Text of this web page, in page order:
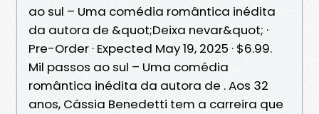
ao sul – Uma comédia romântica inédita
da autora de &quot;Deixa nevar&quot; ·
Pre-Order · Expected May 19, 2025 · $6.99.
Mil passos ao sul – Uma comédia
romântica inédita da autora de . Aos 32
anos, Cássia Benedetti tem a carreira que